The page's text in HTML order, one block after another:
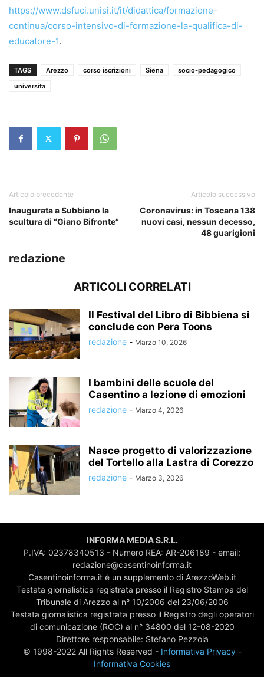
https://www.dsfuci.unisi.it/it/didattica/formazione-
continua/corso-intensivo-di-formazione-la-qualifica-di-
educatore-1.
TAGS Arezzo corso iscrizioni Siena
socio-pedagogico
universita
Articolo precedente
Inaugurata a Subbiano la
scultura di “Giano Bifronte”
Articolo successivo
Coronavirus: in Toscana 138
nuovi casi, nessun decesso,
48 guarigioni
redazione
ARTICOLI CORRELATI
Il Festival del Libro di Bibbiena si
conclude con Pera Toons
redazione - Marzo 10, 2026
I bambini delle scuole del
Casentino a lezione di emozioni
redazione - Marzo 4, 2026
Nasce progetto di valorizzazione
del Tortello alla Lastra di Corezzo
redazione - Marzo 3, 2026
INFORMA MEDIA S.R.L.
P.IVA: 02378340513 - Numero REA: AR-206189 - email:
redazione@casentinoinforma.it
Casentinoinforma.it è un supplemento di ArezzoWeb.it
Testata giornalistica registrata presso il Registro Stampa del
Tribunale di Arezzo al n° 10/2006 del 23/06/2006
Testata giornalistica registrata presso il Registro degli operatori
di comunicazione (ROC) al n° 34800 del 12-08-2020
Direttore responsabile: Stefano Pezzola
© 1998-2022 All Rights Reserved - Informativa Privacy-
Informativa Cookies